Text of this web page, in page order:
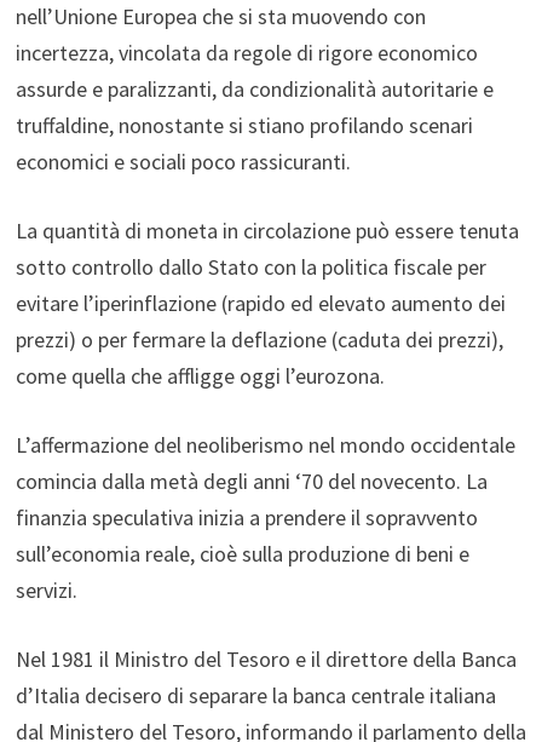
nell’Unione Europea che si sta muovendo con
incertezza, vincolata da regole di rigore economico
assurde e paralizzanti, da condizionalità autoritarie e
truffaldine, nonostante si stiano profilando scenari
economici e sociali poco rassicuranti.
La quantità di moneta in circolazione può essere tenuta
sotto controllo dallo Stato con la politica fiscale per
evitare l’iperinflazione (rapido ed elevato aumento dei
prezzi) o per fermare la deflazione (caduta dei prezzi),
come quella che affligge oggi l’eurozona.
L’affermazione del neoliberismo nel mondo occidentale
comincia dalla metà degli anni ‘70 del novecento. La
finanzia speculativa inizia a prendere il sopravvento
sull’economia reale, cioè sulla produzione di beni e
servizi.
Nel 1981 il Ministro del Tesoro e il direttore della Banca
d’Italia decisero di separare la banca centrale italiana
dal Ministero del Tesoro, informando il parlamento della